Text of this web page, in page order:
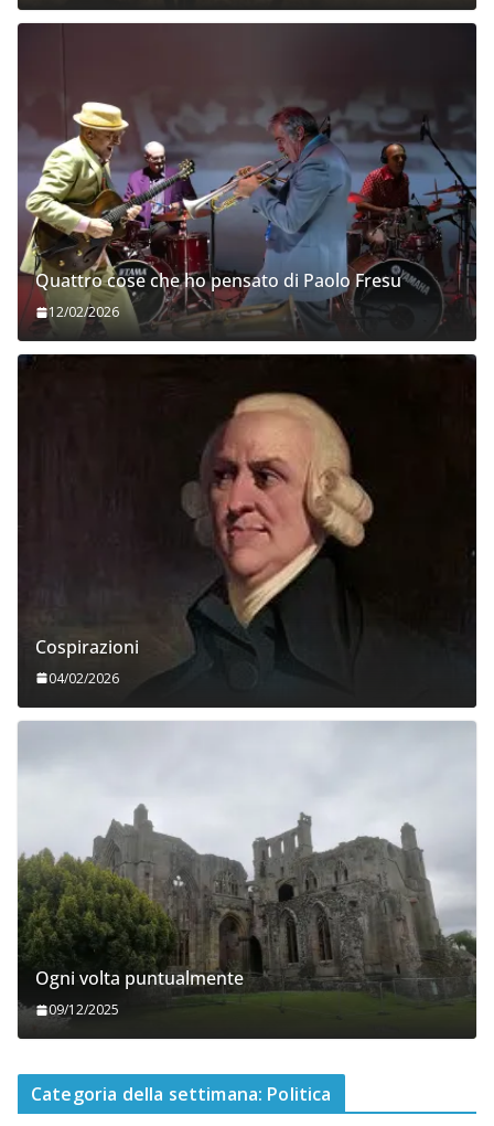
Quattro cose che ho pensato di Paolo Fresu
12/02/2026
Cospirazioni
04/02/2026
Ogni volta puntualmente
09/12/2025
Categoria della settimana: Politica